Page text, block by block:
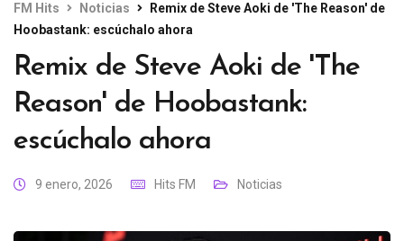
FM Hits Noticias
Remix de Steve Aoki de 'The Reason' de
Hoobastank: escúchalo ahora
Remix de Steve Aoki de 'The
Reason' de Hoobastank:
escúchalo ahora
9 enero, 2026 Hits FM Noticias